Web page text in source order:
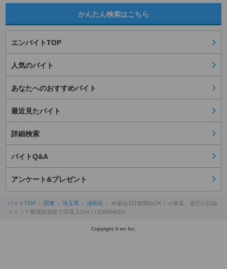
かんたん検索はこちら
エンバイトTOP
人気のバイト
あなたへのおすすめバイト
最近見たバイト
詳細検索
バイトQ&A
アンケート&プレゼント
バイトTOP 関東 埼玉県 浦和区
≪最短3日後開始OK！≫体温・血圧の記録
メイン＊看護師資格で高収入Get！(109404518）
Copyright © en Inc.